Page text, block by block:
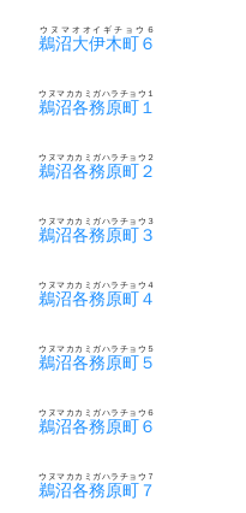
鵜沼大伊木町６
ウヌマオオイギチョウ６
鵜沼各務原町１
ウヌマカカミガハラチョウ１
鵜沼各務原町２
ウヌマカカミガハラチョウ２
鵜沼各務原町３
ウヌマカカミガハラチョウ３
鵜沼各務原町４
ウヌマカカミガハラチョウ４
鵜沼各務原町５
ウヌマカカミガハラチョウ５
鵜沼各務原町６
ウヌマカカミガハラチョウ６
鵜沼各務原町７
ウヌマカカミガハラチョウ７